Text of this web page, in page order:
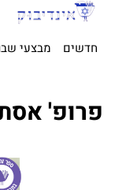
חדשים מבצעי
פרופ'